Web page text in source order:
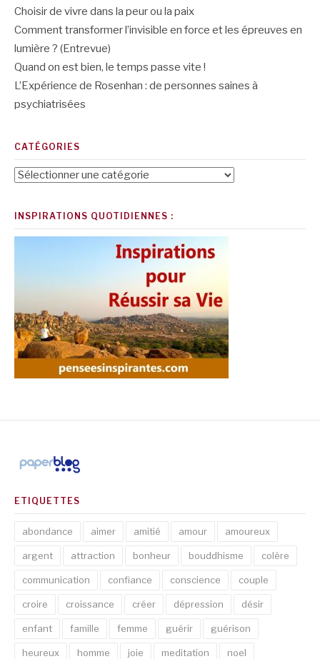
Choisir de vivre dans la peur ou la paix
Comment transformer l’invisible en force et les épreuves en
lumière ? (Entrevue)
Quand on est bien, le temps passe vite !
L’Expérience de Rosenhan : de personnes saines à
psychiatrisées
CATÉGORIES
Catégories
INSPIRATIONS QUOTIDIENNES :
ETIQUETTES
abondance aimer amitié amour amoureux
argent attraction bonheur bouddhisme colère
communication confiance conscience couple
croire croissance créer dépression désir
enfant famille femme guérir guérison
heureux homme joie meditation noel